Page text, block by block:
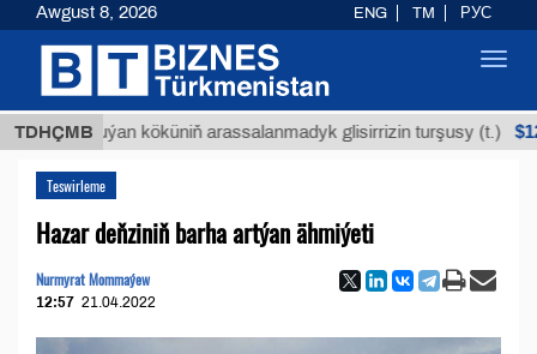
TDHÇMB
Buýan köküniň arassalanmadyk glisirrizin turşusy (t.) $12935,18
Teswirleme
Hazar deňziniň barha artýan ähmiýeti
Nurmyrat Mommaýew
12:57 21.04.2022
Awgust 8, 2026 ENG TM РУС